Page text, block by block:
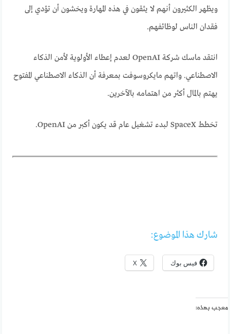
ويظهر الكثيرون أنهم لا يثقون في هذه المهارة ويخشون أن تؤدي إلى
فقدان الناس لوظائفهم.
انتقد ماسك شركة OpenAI لعدم إعطاء الأولوية لأمن الذكاء
الاصطناعي. واتهم مايكروسوفت بمعرفة أن الذكاء الاصطناعي المفتوح
يهتم بالمال أكثر من اهتمامه بالآخرين.
تخطط SpaceX لبدء تشغيل عام قد يكون أكبر من OpenAI.
شارك هذا الموضوع:
فيس بوك X
معجب بهذه: